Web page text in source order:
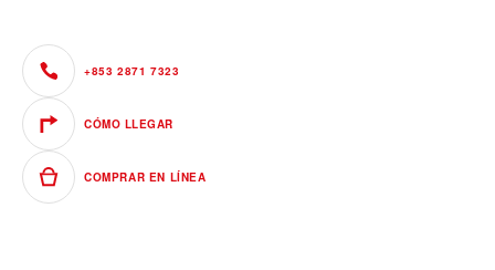
+853 2871 7323
CÓMO LLEGAR
COMPRAR EN LÍNEA